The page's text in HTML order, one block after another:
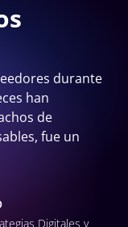
durante
han
de
fue un
Digitales y